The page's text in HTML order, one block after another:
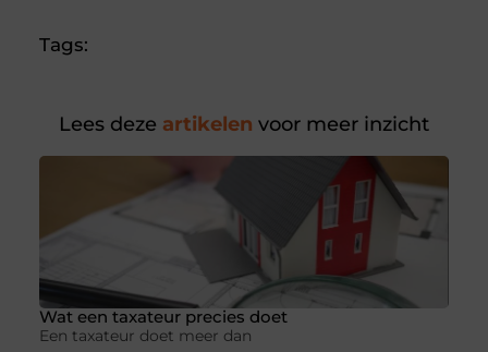
Tags:
Lees deze artikelen voor meer inzicht
Wat een taxateur precies doet
Een taxateur doet meer dan